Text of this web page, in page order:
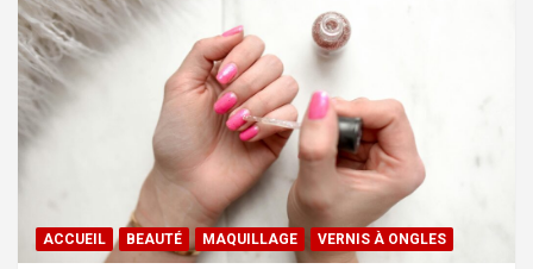
ACCUEIL BEAUTÉ MAQUILLAGE VERNIS À ONGLES